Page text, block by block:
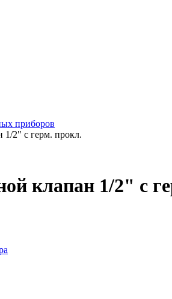
приборов
1/2" с герм. прокл.
клапан 1/2" с